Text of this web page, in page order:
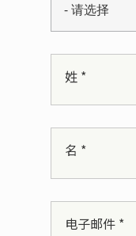
- 请选择
姓 *
名 *
电子邮件 *